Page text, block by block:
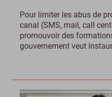
Pour limiter les abus de
canal (SMS, mail, call
promouvoir des
gouvernement veut